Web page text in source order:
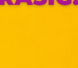
Ehhez az Ön